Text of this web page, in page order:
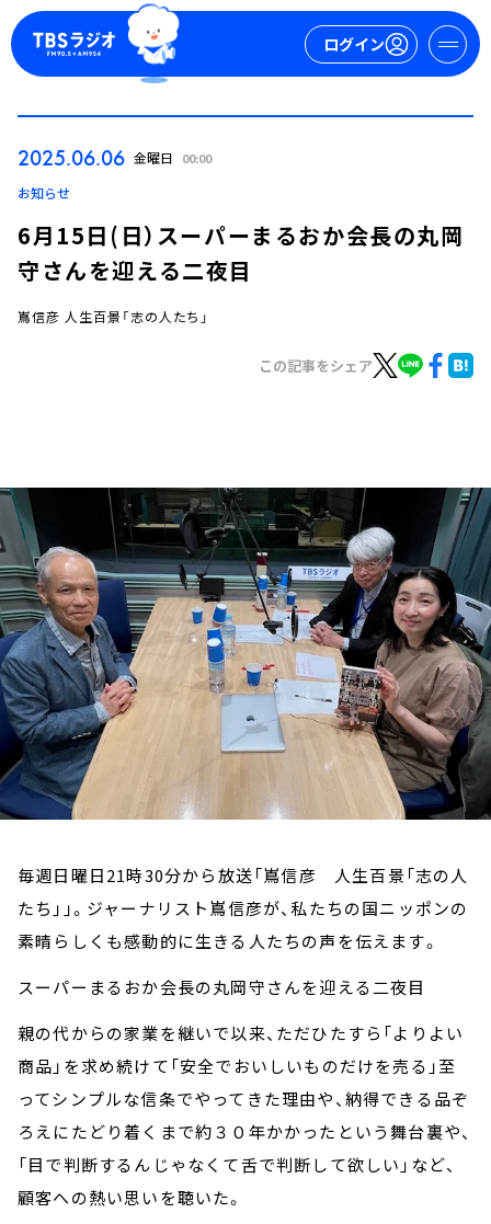
ログイン
お知らせ
イベント・グッズ
YouTube
会社情報
2025.06.06 金曜日 00:00
お知らせ
6月15日(日）スーパーまるおか会長の丸岡
守さんを迎える二夜目
嶌信彦 人生百景「志の人たち」
この記事をシェア
毎週日曜日21時30分から放送「嶌信彦 人生百景「志の人
たち」」。ジャーナリスト嶌信彦が、私たちの国ニッポンの
素晴らしくも感動的に生きる人たちの声を伝えます。
スーパーまるおか会長の丸岡守さんを迎える二夜目
親の代からの家業を継いで以来、ただひたすら「よりよい
商品」を求め続けて「安全でおいしいものだけを売る」至
ってシンプルな信条でやってきた理由や、納得できる品ぞ
ろえにたどり着くまで約３０年かかったという舞台裏や、
「目で判断するんじゃなくて舌で判断して欲しい」など、
顧客への熱い思いを聴いた。